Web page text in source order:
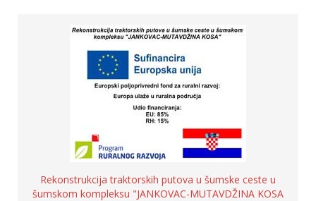
Rekonstrukcija traktorskih putova u šumske ceste u
šumskom kompleksu "JANKOVAC-MUTAVDŽINA KOSA